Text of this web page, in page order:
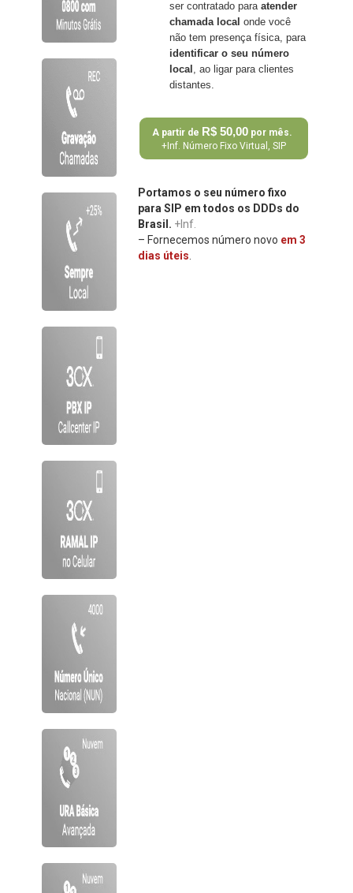
ser contratado para atender
chamada local onde você
não tem presença física, para
identificar o seu número
local , ao ligar para clientes
distantes.
A partir de R$ 50,00 por mês.
+Inf. Número Fixo Virtual, SIP
Portamos o seu número fixo
para SIP em todos os DDDs do
Brasil. +Inf.
– Fornecemos número novo em 3
dias úteis